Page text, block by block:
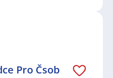
Pro Čsob